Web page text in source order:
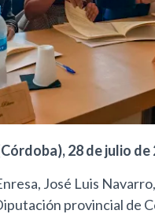
28 de julio de
José Luis
provincial de